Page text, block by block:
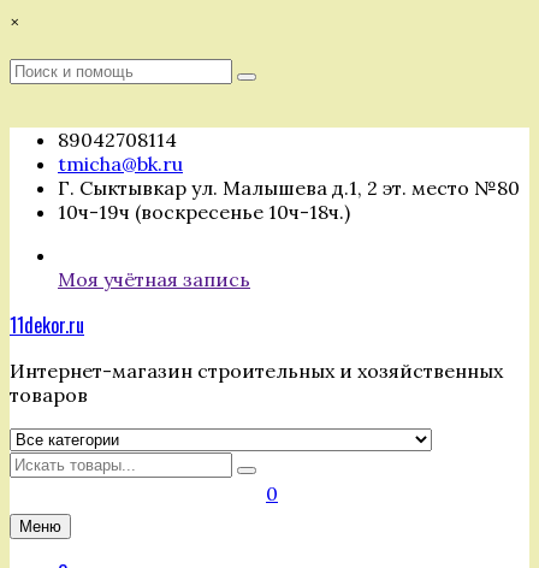
Перейти
содержимому
×
Поиск
Поиск
89042708114
tmicha@bk.ru
Г. Сыктывкар ул. Малышева д.1, 2 эт. место №80
10ч-19ч (воскресенье 10ч-18ч.)
Моя учётная запись
11dekor.ru
Интернет-магазин строительных и хозяйственных
товаров
Искать
0
Меню